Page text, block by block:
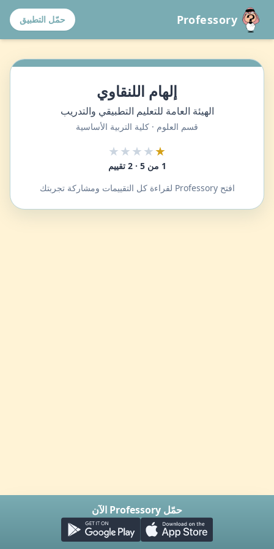
Professory حمّل التطبيق
إلهام اللنقاوي
الهيئة العامة للتعليم التطبيقي والتدريب
قسم العلوم · كلية التربية الأساسية
★
★★★★
1 من 5 · 2 تقييم
افتح Professory لقراءة كل التقييمات ومشاركة تجربتك
حمّل Professory الآن